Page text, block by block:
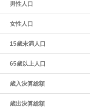
男性人口
女性人口
15歳未満人口
65歳以上人口
歳入決算総額
歳出決算総額